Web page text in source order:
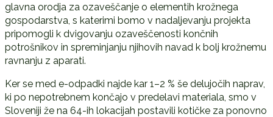
glavna orodja za ozaveščanje o elementih krožnega
gospodarstva, s katerimi bomo v nadaljevanju projekta
pripomogli k dvigovanju ozaveščenosti končnih
potrošnikov in spreminjanju njihovih navad k bolj krožnemu
ravnanju z aparati.
Ker se med e-odpadki najde kar 1–2 % še delujočih naprav,
ki po nepotrebnem končajo v predelavi materiala, smo v
Sloveniji že na 64-ih lokacijah postavili kotičke za ponovno